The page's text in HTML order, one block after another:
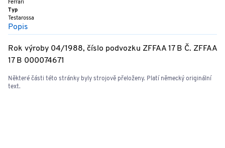
Ferrari
Typ
Testarossa
Popis
Rok výroby 04/1988, číslo podvozku ZFFAA 17 B Č. ZFFAA
17 B 000074671
Některé části této stránky byly strojově přeloženy. Platí německý originální
text.